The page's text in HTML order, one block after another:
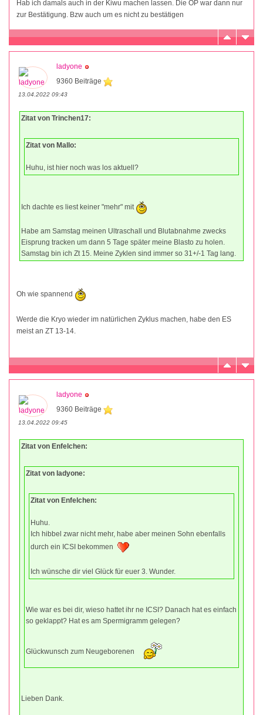
Hab ich damals auch in der Kiwu machen lassen. Die OP war dann nur
zur Bestätigung. Bzw auch um es nicht zu bestätigen
ladyone
9360 Beiträge
13.04.2022 09:43
Zitat von Trinchen17:
Zitat von Mallo:
Huhu, ist hier noch was los aktuell?
Ich dachte es liest keiner "mehr" mit
Habe am Samstag meinen Ultraschall und Blutabnahme zwecks
Eisprung tracken um dann 5 Tage später meine Blasto zu holen.
Samstag bin ich Zt 15. Meine Zyklen sind immer so 31+/-1 Tag lang.
Oh wie spannend
Werde die Kryo wieder im natürlichen Zyklus machen, habe den ES
meist an ZT 13-14.
ladyone
9360 Beiträge
13.04.2022 09:45
Zitat von Enfelchen:
Zitat von ladyone:
Zitat von Enfelchen:
Huhu.
Ich hibbel zwar nicht mehr, habe aber meinen Sohn ebenfalls
durch ein ICSI bekommen
Ich wünsche dir viel Glück für euer 3. Wunder.
Wie war es bei dir, wieso hattet ihr ne ICSI? Danach hat es einfach
so geklappt? Hat es am Spermigramm gelegen?
Glückwunsch zum Neugeborenen
Lieben Dank.